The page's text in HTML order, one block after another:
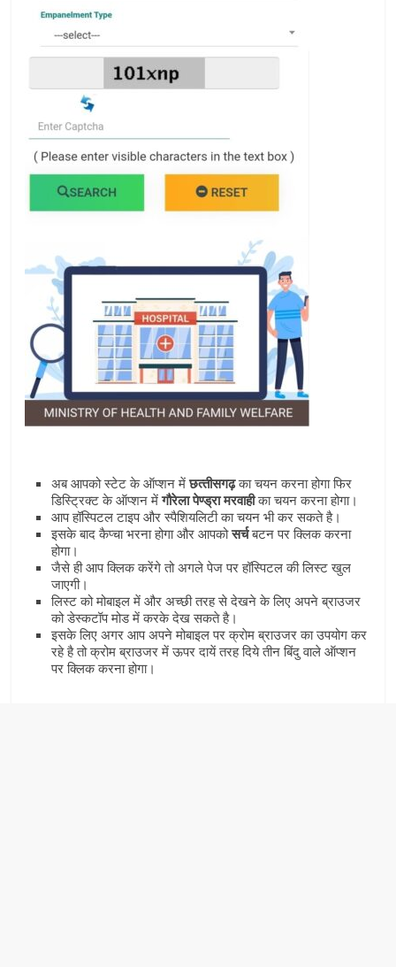
अब आपको स्‍टेट के ऑप्‍शन मेंछत्‍तीसगढ़का चयन करना होगा फिर
डिस्ट्रिक्‍ट के ऑप्‍शन मेंगौरेला पेण्‍ड्रा मरवाहीका चयन करना होगा।
आप हॉस्पिटल टाइप और स्‍पैशियलिटी का चयन भी कर सकते है।
इसके बाद कैप्‍चा भरना होगा और आपकोसर्चबटन पर क्लिक करना
होगा।
जैसे ही आप क्लिक करेंगे तो अगले पेज पर हॉस्पिटल की लिस्‍ट खुल
जाएगी।
लिस्‍ट को मोबाइल में और अच्‍छी तरह से देखने के लिए अपने ब्राउजर
को डेस्‍कटॉप मोड में करके देख सकते है।
इसके लिए अगर आप अपने मोबाइल पर क्राेम ब्राउजर का उपयोग कर
रहे है तो क्रोम ब्राउजर में ऊपर दायें तरह दिये तीन बिंदु वाले ऑप्‍शन
पर क्लिक करना होगा।